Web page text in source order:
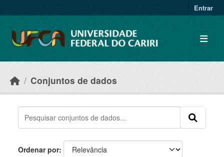
Entrar
Conjuntos de dados
Ordenar por